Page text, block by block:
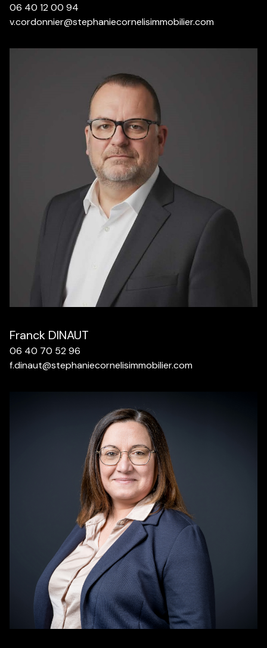
06 40 12 00 94
v.cordonnier@stephaniecornelisimmobilier.com
Franck DINAUT
06 40 70 52 96
f.dinaut@stephaniecornelisimmobilier.com